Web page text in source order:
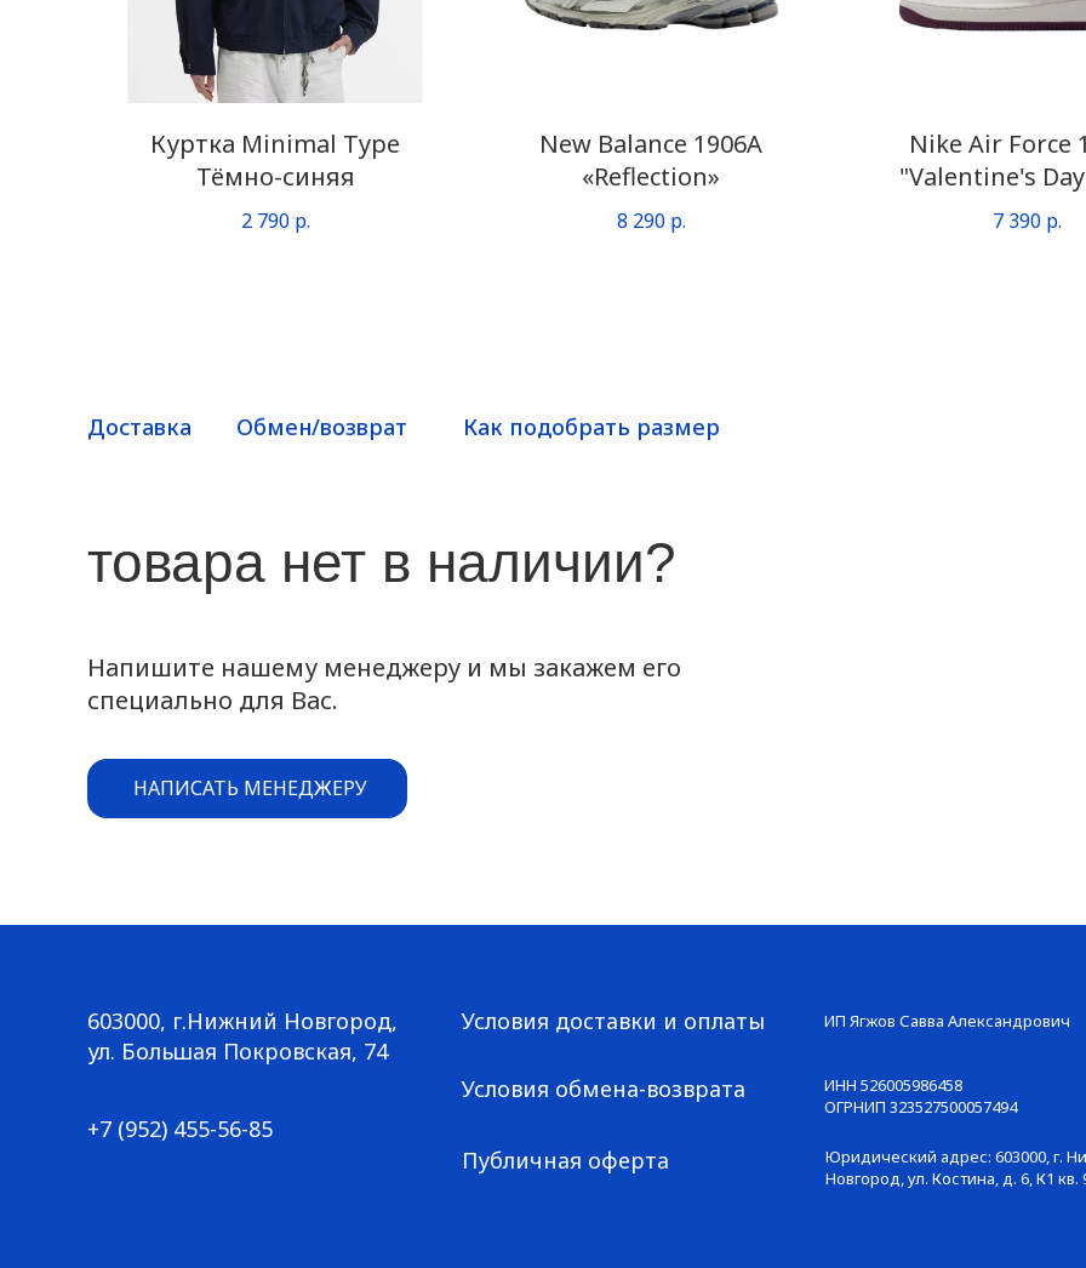
Куртка Minimal Type
Тёмно-синяя
2 790 р.
New Balance 1906A
«Reflection»
8 290 р.
Nike Air Force
"Valentine's
7 390 р.
Доставка Обмен/возврат Как подобрать размер
товара нет в наличии?
Напишите нашему менеджеру и мы закажем его
специально для Вас.
НАПИСАТЬ МЕНЕДЖЕРУ
Большая Покровская, 74
603000, г.Нижний Новгород,
ул. Большая Покровская, 74
+7 (952) 455-56-85
Условия доставки и оплаты
Условия обмена-возврата
Публичная оферта
ИП Ягжов Савва Александрович
ИНН 526005986458
ОГРНИП 323527500057494
Юридический адрес: 603000, г.
Новгород, ул. Костина, д. 6, К1 кв.